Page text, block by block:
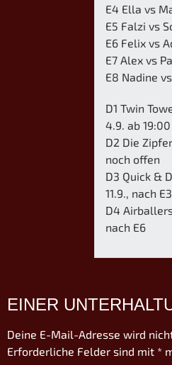
E4 Ella vs
E5 Falzi vs
E6 Felix vs
E7 Alex vs
E8 Nadine
D1 Twin
4.9. ab 19:00
D2 Die
noch offen
D3 Quick &
11.9., nach E3
D4
nach E6
EINER
Deine E-Mail-Adresse wird
Erforderliche Felder sind mit *